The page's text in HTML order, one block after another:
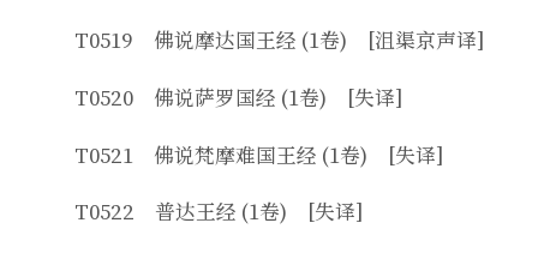
T0519 佛说摩达国王经 (1卷) [沮渠京声译]
T0520 佛说萨罗国经 (1卷) [失译]
T0521 佛说梵摩难国王经 (1卷) [失译]
T0522 普达王经 (1卷) [失译]